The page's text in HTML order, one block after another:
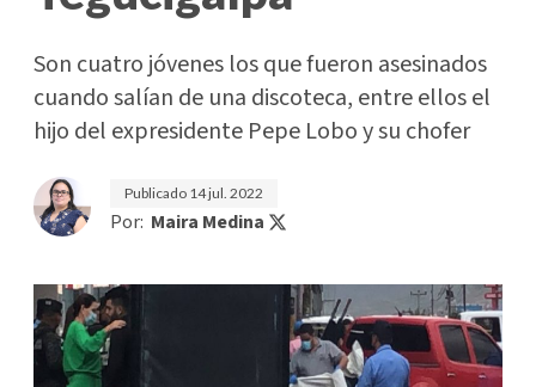
Son cuatro jóvenes los que fueron asesinados
cuando salían de una discoteca, entre ellos el
hijo del expresidente Pepe Lobo y su chofer
Publicado 14 jul. 2022
Por: Maira Medina